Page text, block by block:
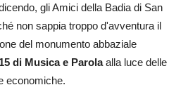
gli Amici della Badia di San
non sappia troppo d'avventura il
del monumento abbaziale
di Musica e Parolaalla luce delle
economiche.